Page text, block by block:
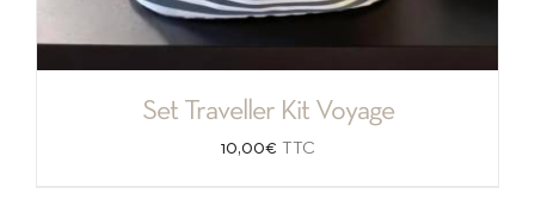
Set Traveller Kit Voyage
10,00€ TTC